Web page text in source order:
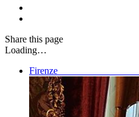
Share this page
Loading…